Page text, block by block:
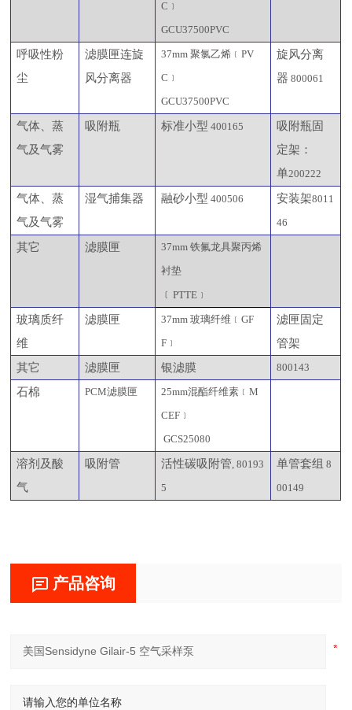
C﹞
GCU37500PVC
呼吸性粉
尘
滤膜匣连旋
风分离器
37mm 聚氯乙烯﹝PV
C﹞
GCU37500PVC
旋风分离
器 800061
气体、蒸
气及气雾
吸附瓶 标准小型 400165
吸附瓶固
定架：
单200222
气体、蒸
气及气雾
湿气捕集器 融砂小型 400506 安装架8011
46
其它 滤膜匣
37mm 铁氟龙具聚丙烯
衬垫
﹝PTTE﹞
玻璃质纤
维
滤膜匣
37mm 玻璃纤维﹝GF
F﹞
滤匣固定
管架
其它
滤膜匣 银滤膜 800143
石棉 PCM滤膜匣
25mm混酯纤维素﹝M
CEF﹞
GCS25080
溶剂及酸
气
吸附管 活性碳吸附管, 80193
5
单管套组 8
00149
产品咨询